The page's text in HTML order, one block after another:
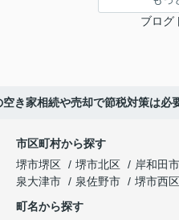
ブログ
空き家相続や売却で節税対策は必
市区町村から探す
堺市堺区
堺市北区 岸和田市
泉大津市
泉佐野市 堺市西区
町名から探す